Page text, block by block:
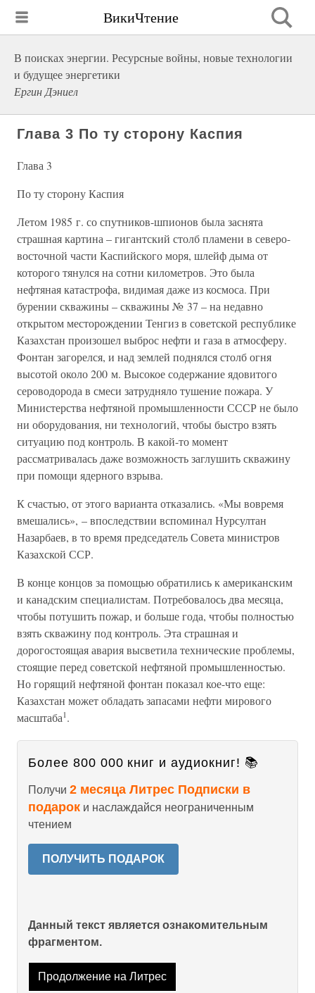
ВикиЧтение
В поисках энергии. Ресурсные войны, новые технологии
и будущее энергетики
Ергин Дэниел
Глава 3 По ту сторону Каспия
Глава 3
По ту сторону Каспия
Летом 1985 г. со спутников-шпионов была заснята
страшная картина – гигантский столб пламени в северо-
восточной части Каспийского моря, шлейф дыма от
которого тянулся на сотни километров. Это была
нефтяная катастрофа, видимая даже из космоса. При
бурении скважины – скважины № 37 – на недавно
открытом месторождении Тенгиз в советской республике
Казахстан произошел выброс нефти и газа в атмосферу.
Фонтан загорелся, и над землей поднялся столб огня
высотой около 200 м. Высокое содержание ядовитого
сероводорода в смеси затрудняло тушение пожара. У
Министерства нефтяной промышленности СССР не было
ни оборудования, ни технологий, чтобы быстро взять
ситуацию под контроль. В какой-то момент
рассматривалась даже возможность заглушить скважину
при помощи ядерного взрыва.
К счастью, от этого варианта отказались. «Мы вовремя
вмешались», – впоследствии вспоминал Нурсултан
Назарбаев, в то время председатель Совета министров
Казахской ССР.
В конце концов за помощью обратились к американским
и канадским специалистам. Потребовалось два месяца,
чтобы потушить пожар, и больше года, чтобы полностью
взять скважину под контроль. Эта страшная и
дорогостоящая авария высветила технические проблемы,
стоящие перед советской нефтяной промышленностью.
Но горящий нефтяной фонтан показал кое-что еще:
Казахстан может обладать запасами нефти мирового
масштаба1.
Более 800 000 книг и аудиокниг! 📚
Получи 2 месяца Литрес Подписки в
подарок и наслаждайся неограниченным
чтением
ПОЛУЧИТЬ ПОДАРОК
Данный текст является ознакомительным
фрагментом.
Продолжение на Литрес